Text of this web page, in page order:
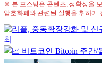
※ 본 포스팅은 콘텐츠, 정확성을
암호화폐와 관련된 실행을 취하기